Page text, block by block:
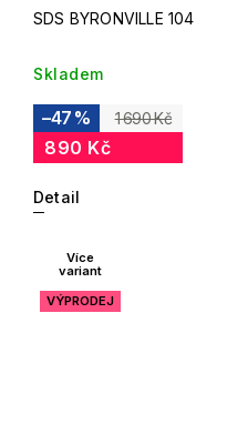
SDS BYRONVILLE 104
Skladem
1 690 Kč
–47 %
890 Kč
Detail
Více
variant
VÝPRODEJ